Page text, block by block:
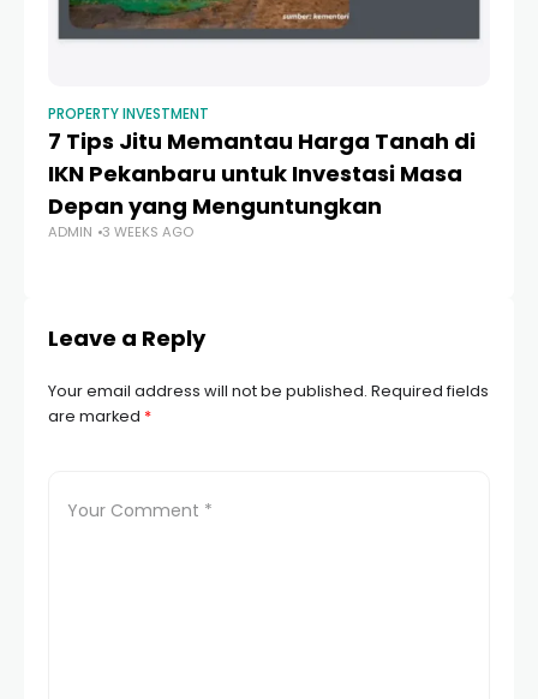
PROPERTY INVESTMENT
7 Tips Jitu Memantau Harga Tanah di
IKN Pekanbaru untuk Investasi Masa
Depan yang Menguntungkan
ADMIN 3 WEEKS AGO
Leave a Reply
Your email address will not be published. Required fields
are marked *